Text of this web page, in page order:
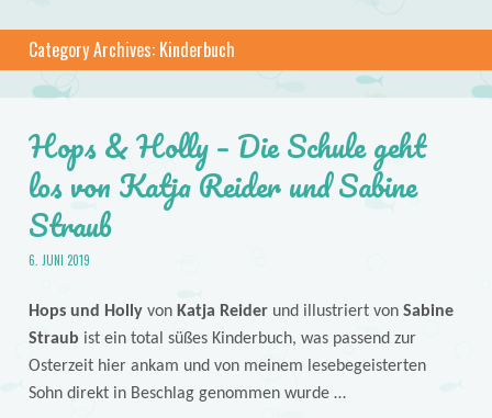
Category Archives: Kinderbuch
Hops & Holly – Die Schule geht
los von Katja Reider und Sabine
Straub
6. JUNI 2019
Hops und Holly von Katja Reiderund illustriert vonSabine
Straub ist ein total süßes Kinderbuch, was passend zur
Osterzeit hier ankam und von meinem lesebegeisterten
Sohn direkt in Beschlag genommen wurde …